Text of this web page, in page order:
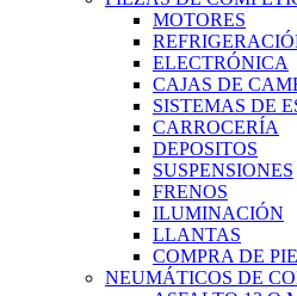
MOTORES
ELECTRÓNICA
CAJAS DE
SISTEMAS DE
CARROCERÍA
DEPOSITOS
SUSPENSIONES
FRENOS
ILUMINACIÓN
LLANTAS
COMPRA DE
NEUMÁTICOS DE